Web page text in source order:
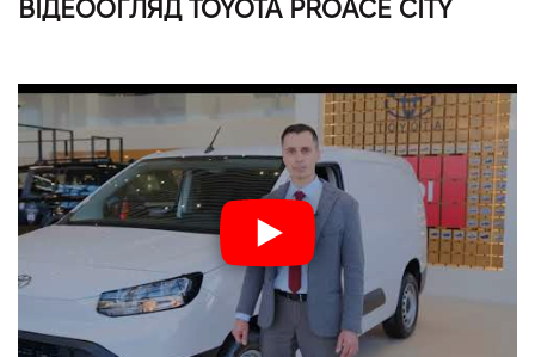
ВІДЕООГЛЯД TOYOTA PROACE CITY